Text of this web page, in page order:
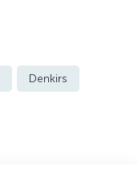
Denkirs